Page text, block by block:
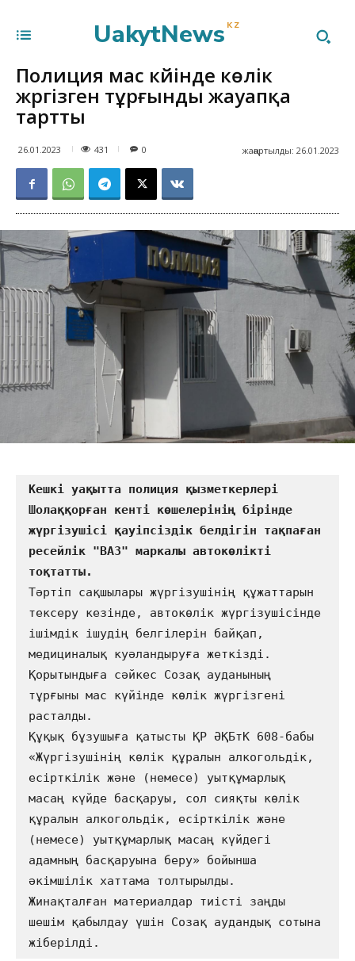
UakytNews KZ
Полиция мас күйінде көлік
жүргізген тұрғынды жауапқа
тартты
26.01.2023 431 жаңартылды: 26.01.2023
0
Кешкі уақытта полиция қызметкерлері
Шолаққорған кенті көшелерінің бірінде
жүргізушісі қауіпсіздік белдігін тақпаған
ресейлік "ВАЗ" маркалы автокөлікті
Тәртіп сақшылары жүргізушінің құжаттарын
тексеру кезінде, автокөлік жүргізушісінде
ішімдік ішудің белгілерін байқап,
медициналық куәландыруға жеткізді.
Қорытындыға сәйкес Созақ ауданының
тұрғыны мас күйінде көлік жүргізгені
расталды.
Құқық бұзушыға қатысты ҚР ӘҚБтК 608-бабы
«Жүргізушінің көлік құралын алкогольдік,
есірткілік және (немесе) уытқұмарлық
масаң күйде басқаруы, сол сияқты көлік
құралын алкогольдік, есірткілік және
(немесе) уытқұмарлық масаң күйдегі
адамның басқаруына беру» бойынша
әкімшілік хаттама толтырылды.
Жинақталған материалдар тиісті заңды
шешім қабылдау үшін Созақ аудандық сотына
жіберілді.